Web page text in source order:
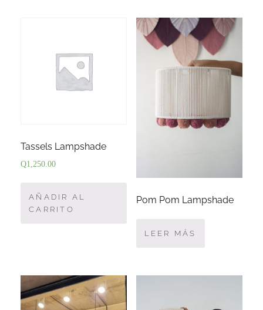
Tassels Lampshade
Q1,250.00
AÑADIR AL
CARRITO
Pom Pom Lampshade
LEER MÁS